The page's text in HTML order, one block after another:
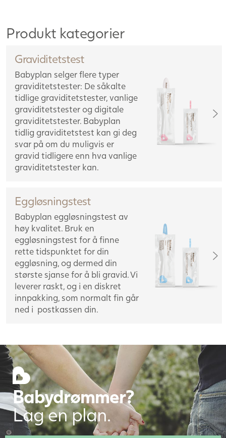
Produkt kategorier
Graviditetstest
Babyplan selger flere typer
graviditetstester: De såkalte
tidlige graviditetstester, vanlige
graviditetstester og digitale
graviditetstester. Babyplan
tidlig graviditetstest kan gi deg
svar på om du muligvis er
gravid tidligere enn hva vanlige
graviditetstester kan.
Eggløsningstest
Babyplan eggløsningstest av
høy kvalitet. Bruk en
eggløsningstest for å finne
rette tidspunktet for din
eggløsning, og dermed din
største sjanse for å bli gravid. Vi
leverer raskt, og i en diskret
innpakking, som normalt fin går
ned i postkassen din.
Babydrømmer?
Lag en plan.